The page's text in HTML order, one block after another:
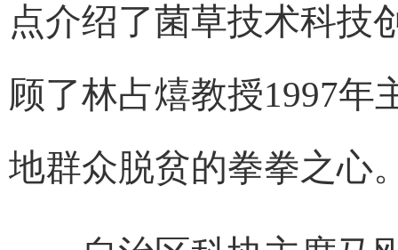
点介绍了菌草技术科技
顾了林占熺教授1997年
地群众脱贫的拳拳之心